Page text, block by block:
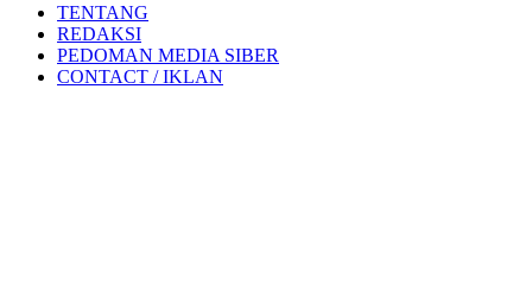
TENTANG
REDAKSI
PEDOMAN MEDIA SIBER
CONTACT / IKLAN